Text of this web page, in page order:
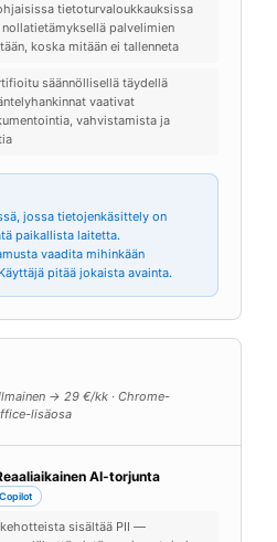
tietoturvaloukkauksissa
palvelimien
koska mitään ei tallenneta
säännöllisellä täydellä
vaativat
vahvistamista ja
jossa tietojenkäsittely on
paikallista laitetta.
vaadita mihinkään
pitää jokaista avainta.
→ 29 €/kk · Chrome-
lisäosa
AI-torjunta
sisältää PII —